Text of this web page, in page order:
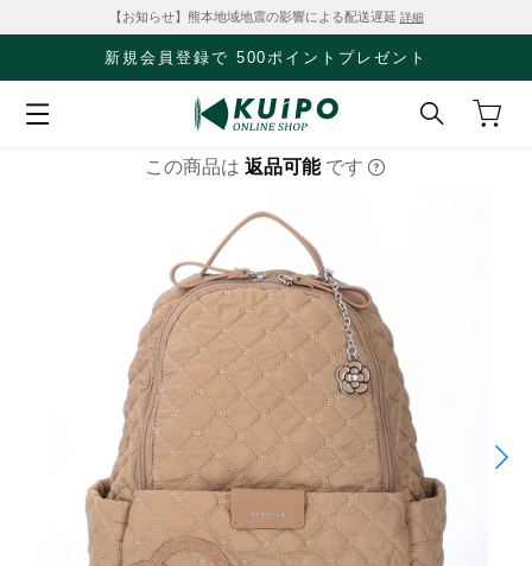
【お知らせ】熊本地域地震の影響による配送遅延 詳細
新規会員登録で 500ポイントプレゼント
この商品は 返品可能 です